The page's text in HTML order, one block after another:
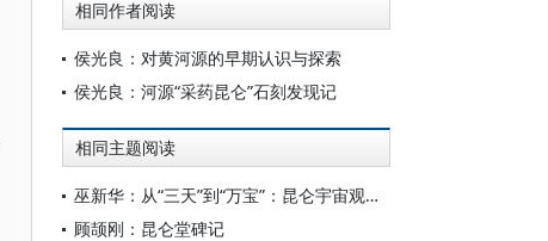
相同作者阅读
侯光良：对黄河源的早期认识与探索
侯光良：河源“采药昆仑”石刻发现记
相同主题阅读
巫新华：从“三天”到“万宝”：昆仑宇宙观的形态建构与文化层累
顾颉刚：昆仑堂碑记